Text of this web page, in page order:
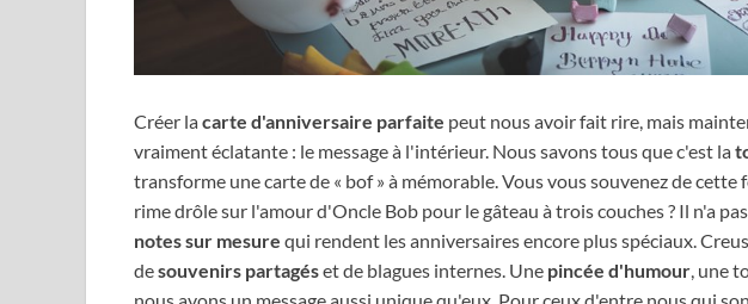
Créer lacarte d'anniversaire parfaite peut nous avoir fait rire, mais
vraiment éclatante : le message à l'intérieur. Nous savons tous que c'est la
transforme une carte de « bof » à mémorable. Vous vous souvenez de
rime drôle sur l'amour d'Oncle Bob pour le gâteau à trois couches ? Il n'a
notes sur mesure qui rendent les anniversaires encore plus spéciaux.
desouvenirs partagéset de blagues internes. Une pincée d'humour, une